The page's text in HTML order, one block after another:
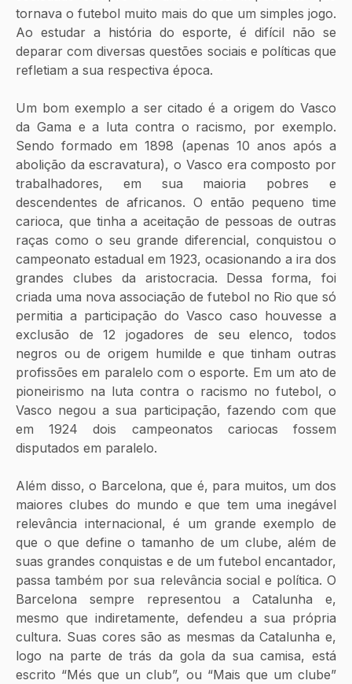
tornava o futebol muito mais do que um simples jogo.
Ao estudar a história do esporte, é difícil não se
deparar com diversas questões sociais e políticas que
refletiam a sua respectiva época.
Um bom exemplo a ser citado é a origem do Vasco
da Gama e a luta contra o racismo, por exemplo.
Sendo formado em 1898 (apenas 10 anos após a
abolição da escravatura), o Vasco era composto por
trabalhadores, em sua maioria pobres e
descendentes de africanos. O então pequeno time
carioca, que tinha a aceitação de pessoas de outras
raças como o seu grande diferencial, conquistou o
campeonato estadual em 1923, ocasionando a ira dos
grandes clubes da aristocracia. Dessa forma, foi
criada uma nova associação de futebol no Rio que só
permitia a participação do Vasco caso houvesse a
exclusão de 12 jogadores de seu elenco, todos
negros ou de origem humilde e que tinham outras
profissões em paralelo com o esporte. Em um ato de
pioneirismo na luta contra o racismo no futebol, o
Vasco negou a sua participação, fazendo com que
em 1924 dois campeonatos cariocas fossem
disputados em paralelo.
Além disso, o Barcelona, que é, para muitos, um dos
maiores clubes do mundo e que tem uma inegável
relevância internacional, é um grande exemplo de
que o que define o tamanho de um clube, além de
suas grandes conquistas e de um futebol encantador,
passa também por sua relevância social e política. O
Barcelona sempre representou a Catalunha e,
mesmo que indiretamente, defendeu a sua própria
cultura. Suas cores são as mesmas da Catalunha e,
logo na parte de trás da gola da sua camisa, está
escrito “Més que un club”, ou “Mais que um clube”